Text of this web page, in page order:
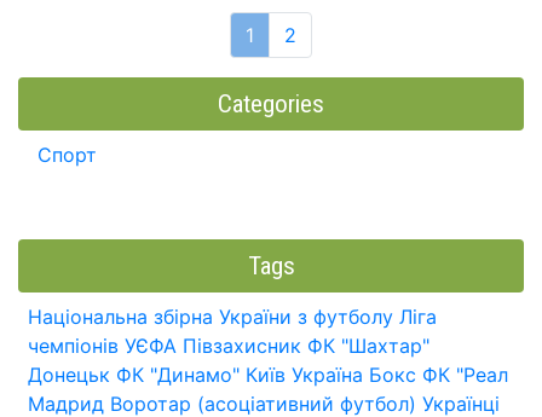
1 2
Categories
Спорт
Tags
Національна збірна України з футболу Ліга
чемпіонів УЄФА Півзахисник ФК "Шахтар"
Донецьк ФК "Динамо" Київ Україна Бокс ФК "Реал
Мадрид Воротар (асоціативний футбол) Українці